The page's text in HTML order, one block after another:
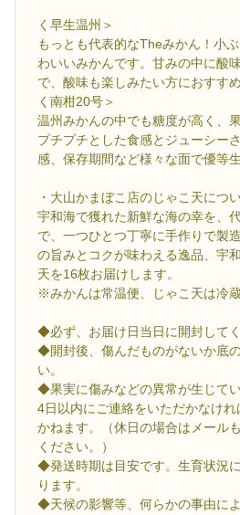
く早生温州＞
もっとも代表的なTheみかん！小
わいいみかんです。甘みの中に酸
で、酸味も楽しみたい方におすすめ
く南柑20号＞
温州みかんの中でも糖度が高く、
プチプチとした食感とジューシー
感、保存期間など様々な面で優等
・大山かまぼこ店のじゃこ天につ
宇和海で獲れた新鮮な海の幸を、
で、一つひとつ丁寧に手作りで製
の旨みとコクが味わえる逸品、宇
天を16枚お届けします。
※みかんは常温便、じゃこ天は冷
◆必ず、お届け日当日に開封してく
◆開封後、傷んだものがないか底
い。
◆果実に傷みなどの異常が生じて
4日以内にご連絡をいただかなけ
かねます。（休日の場合はメール
ください。）
◆発送時期は目安です。生育状況
ります。
◆天候の影響等、何らかの事由に